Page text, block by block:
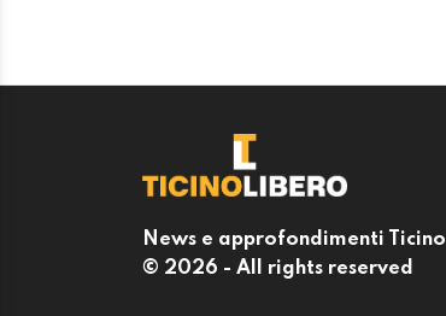
News e approfondimenti Ticino
© 2026 - All rights reserved